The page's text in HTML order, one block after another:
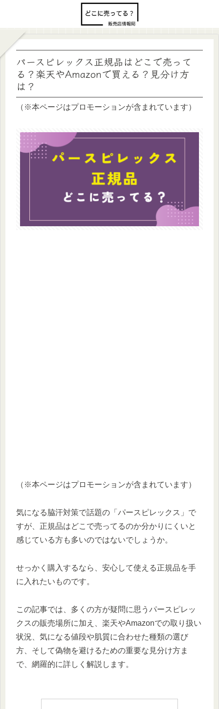
パースピレックス正規品はどこで売って
る？楽天やAmazonで買える？見分け方
は？
（※本ページはプロモーションが含まれています）
（※本ページはプロモーションが含まれています）
気になる脇汗対策で話題の「パースピレックス」で
すが、正規品はどこで売ってるのか分かりにくいと
感じている方も多いのではないでしょうか。
せっかく購入するなら、安心して使える正規品を手
に入れたいものです。
この記事では、多くの方が疑問に思うパースピレッ
クスの販売場所に加え、楽天やAmazonでの取り扱い
状況、気になる値段や肌質に合わせた種類の選び
方、そして偽物を避けるための重要な見分け方ま
で、網羅的に詳しく解説します。